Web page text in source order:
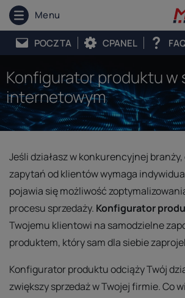
Menu
POCZTA CPANEL
Konfigurator produktu w
internetowym
Jeśli działasz w konkurencyjnej branży,
zapytań od klientów wymaga
pojawia się możliwość
procesu sprzedaży. Konfigurator
Twojemu klientowi na samodzielne
produktem, który sam dla siebie
Konfigurator produktu odciąży Twój
zwiększy sprzedaż w Twojej firmie. Co